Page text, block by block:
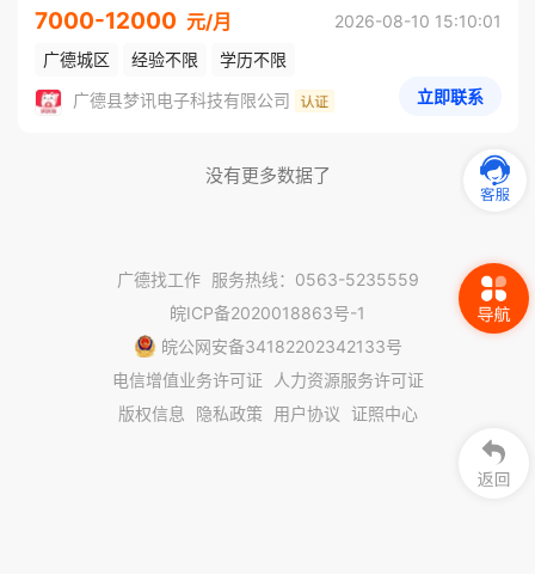
7000-12000 元/月
2026-08-10 15:10:01
广德城区
经验不限
学历不限
广德县梦讯电子科技有限公司
立即联系
没有更多数据了
广德找工作
服务热线：0563-5235559
皖ICP备2020018863号-1
皖公网安备34182202342133号
电信增值业务许可证
人力资源服务许可证
版权信息
隐私政策 用户协议 证照中心